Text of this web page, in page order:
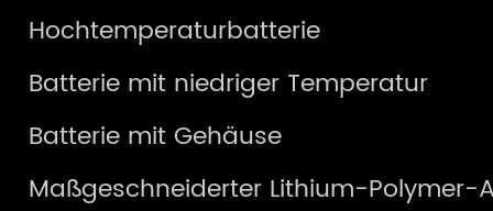
Hochtemperaturbatterie
Batterie mit niedriger Temperatur
Batterie mit Gehäuse
Maßgeschneiderter Lithium-Polymer-